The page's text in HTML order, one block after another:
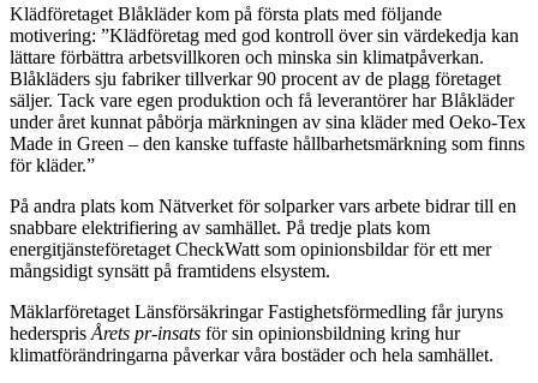
Klädföretaget Blåkläder kom på första plats med följande
motivering: ”Klädföretag med god kontroll över sin värdekedja kan
lättare förbättra arbetsvillkoren och minska sin klimatpåverkan.
Blåkläders sju fabriker tillverkar 90 procent av de plagg företaget
säljer. Tack vare egen produktion och få leverantörer har Blåkläder
under året kunnat påbörja märkningen av sina kläder med Oeko-Tex
Made in Green – den kanske tuffaste hållbarhetsmärkning som finns
för kläder.”
På andra plats kom Nätverket för solparker vars arbete bidrar till en
snabbare elektrifiering av samhället. På tredje plats kom
energitjänsteföretaget CheckWatt som opinionsbildar för ett mer
mångsidigt synsätt på framtidens elsystem.
Mäklarföretaget Länsförsäkringar Fastighetsförmedling får juryns
hederspris Årets pr-insats för sin opinionsbildning kring hur
klimatförändringarna påverkar våra bostäder och hela samhället.